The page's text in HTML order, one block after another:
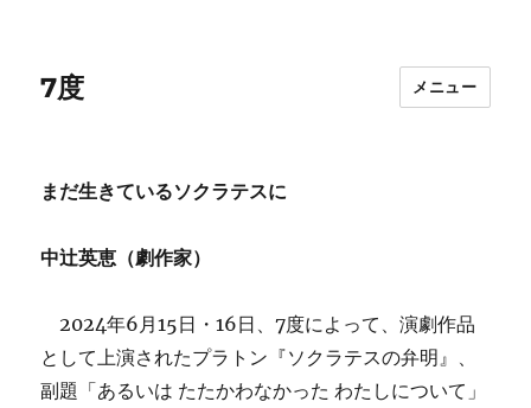
7度 メニュー
まだ生きているソクラテスに
中辻英恵（劇作家）
2024年6月15日・16日、7度によって、演劇作品
として上演されたプラトン『ソクラテスの弁明』、
副題「あるいは たたかわなかった わたしについて」